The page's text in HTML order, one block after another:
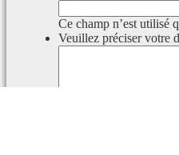
Ce champ n’est utilisé
Veuillez préciser votre